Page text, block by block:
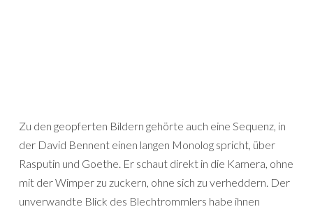
Zu den geopferten Bildern gehörte auch eine Sequenz, in
der David Bennent einen langen Monolog spricht, über
Rasputin und Goethe. Er schaut direkt in die Kamera, ohne
mit der Wimper zu zuckern, ohne sich zu verheddern. Der
unverwandte Blick des Blechtrommlers habe ihnen